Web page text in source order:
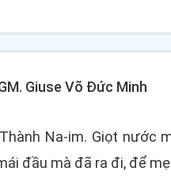
Giuse Võ Đức Minh
Na-im. Giọt nước
đầu mà đã ra đi, để